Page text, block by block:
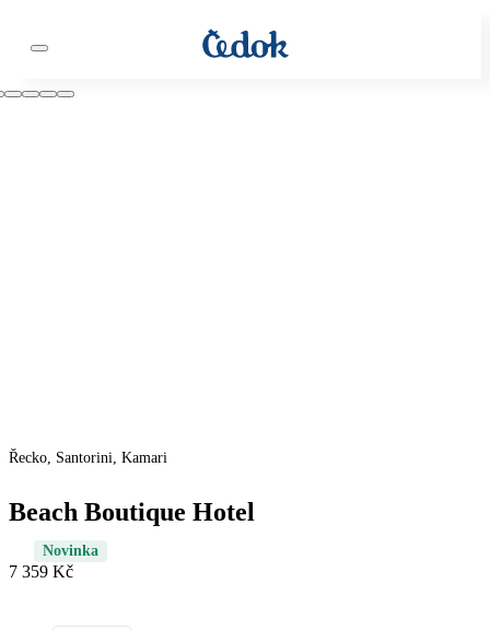
Řecko, Santorini, Kamari
Beach Boutique Hotel
Novinka
7 359 Kč